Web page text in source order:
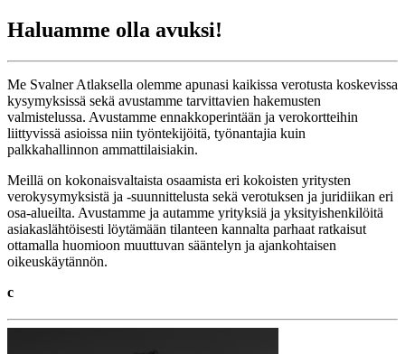
Haluamme olla avuksi!
Me Svalner Atlaksella olemme apunasi kaikissa verotusta koskevissa
kysymyksissä sekä avustamme tarvittavien hakemusten
valmistelussa. Avustamme ennakkoperintään ja verokortteihin
liittyvissä asioissa niin työntekijöitä, työnantajia kuin
palkkahallinnon ammattilaisiakin.
Meillä on kokonaisvaltaista osaamista eri kokoisten yritysten
verokysymyksistä ja -suunnittelusta sekä verotuksen ja juridiikan eri
osa-alueilta. Avustamme ja autamme yrityksiä ja yksityishenkilöitä
asiakaslähtöisesti löytämään tilanteen kannalta parhaat ratkaisut
ottamalla huomioon muuttuvan sääntelyn ja ajankohtaisen
oikeuskäytännön.
c